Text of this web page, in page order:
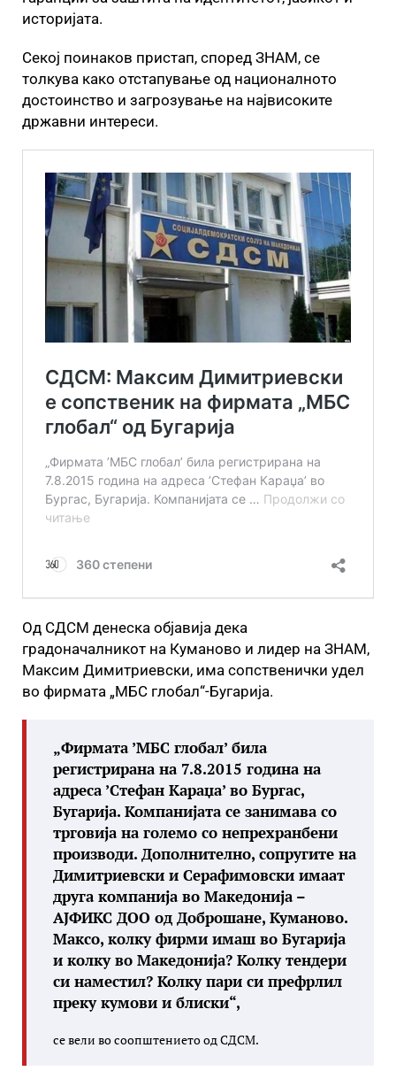
историјата.
Секој поинаков пристап, според ЗНАМ, се
толкува како отстапување од националното
достоинство и загрозување на највисоките
државни интереси.
Од СДСМ денеска објавија дека
градоначалникот на Куманово и лидер на ЗНАМ,
Максим Димитриевски, има сопственички удел
во фирмата „МБС глобал“-Бугарија.
„Фирмата ’МБС глобал’ била
регистрирана на 7.8.2015 година на
адреса ’Стефан Караџа’ во Бургас,
Бугарија. Компанијата се занимава со
трговија на големо со непрехранбени
производи. Дополнително, сопругите на
Димитриевски и Серафимовски имаат
друга компанија во Македонија –
АЈФИКС ДОО од Доброшане, Куманово.
Максо, колку фирми имаш во Бугарија
и колку во Македонија? Колку тендери
си наместил? Колку пари си префрлил
преку кумови и блиски“,
се вели во соопштението од СДСМ.